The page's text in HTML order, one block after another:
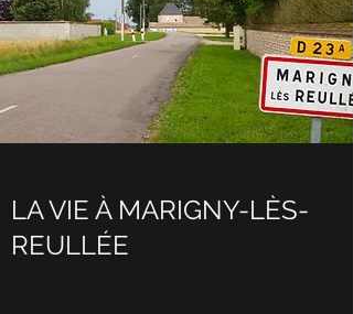
LA VIE À MARIGNY-LÈS-
REULLÉE